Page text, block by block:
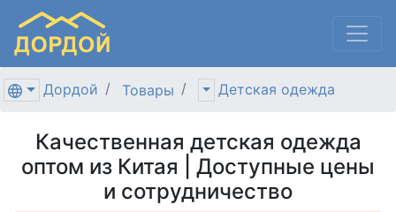
Дордой Товары Детская одежда
Качественная детская одежда
оптом из Китая | Доступные цены
и сотрудничество